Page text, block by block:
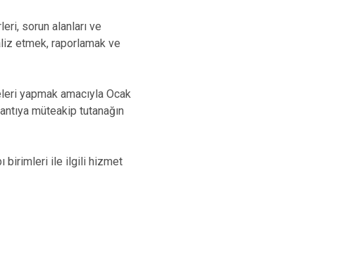
sorun alanları ve
etmek, raporlamak ve
yapmak amacıyla Ocak
müteakip tutanağın
birimleri ile ilgili hizmet